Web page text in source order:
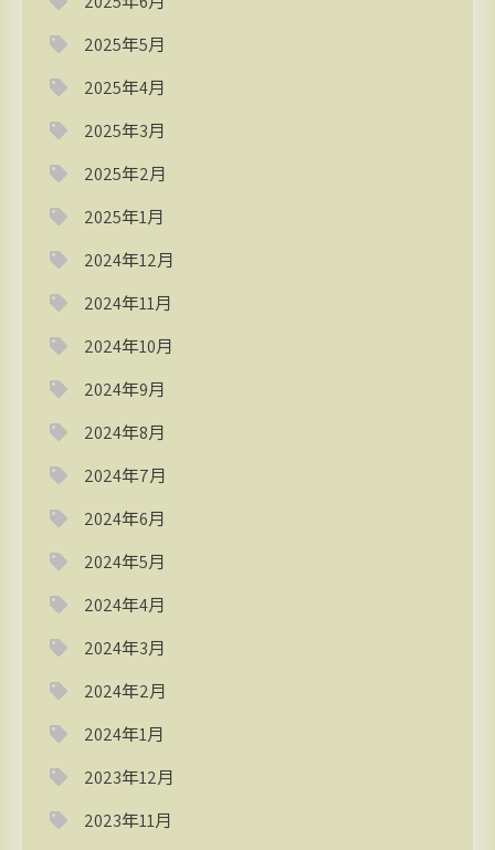
2025年5月
2025年4月
2025年3月
2025年2月
2025年1月
2024年12月
2024年11月
2024年10月
2024年9月
2024年8月
2024年7月
2024年6月
2024年5月
2024年4月
2024年3月
2024年2月
2024年1月
2023年12月
2023年11月